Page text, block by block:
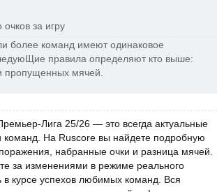
за игру
более команд имеют одинаковое
правила определяют кто выше:
пропущенных мячей.
Лига 25/26 — это всегда актуальные
На Ruscore вы найдете подробную
набранные очки и разница мячей.
за изменениями в режиме реального
в курсе успехов любимых команд. Вся